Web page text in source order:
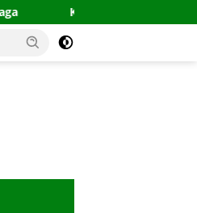
Anemia Siswi di Kabupaten